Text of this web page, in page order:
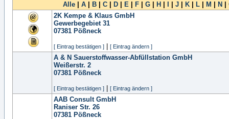
Alle
A B C D E F G H J K L M N
2K Kempe & Klaus GmbH
Gewerbegebiet 31
07381 Pößneck
[ Eintrag bestätigen ] [ Eintrag ändern ]
A & N Sauerstoffwasser-Abfüllstation GmbH
Weißerstr. 2
07381 Pößneck
[ Eintrag bestätigen ] [ Eintrag ändern ]
AAB Consult GmbH
Raniser Str. 26
07381 Pößneck